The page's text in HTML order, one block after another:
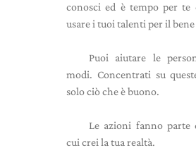
conosci ed è tempo per te
usare i tuoi talenti per il
Puoi aiutare le
modi. Concentrati su
solo ciò che è buono.
Le azioni fanno parte
cui crei la tua realtà.